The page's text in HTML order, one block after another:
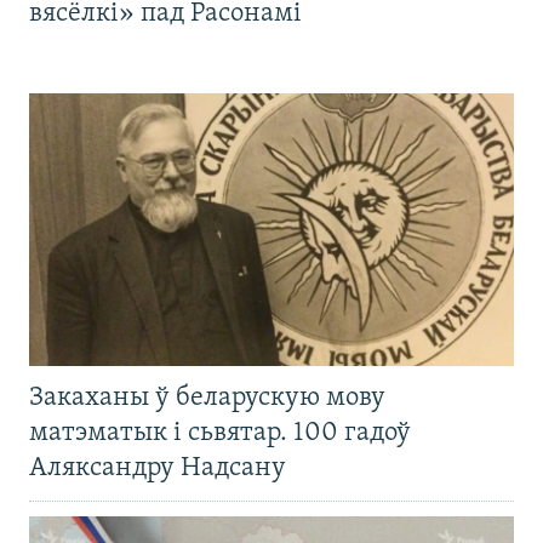
вясёлкі» пад Расонамі
Закаханы ў беларускую мову
матэматык і сьвятар. 100 гадоў
Аляксандру Надсану